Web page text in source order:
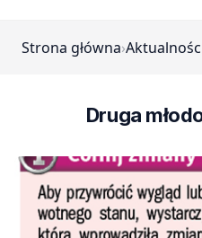
Strona główna›
Druga